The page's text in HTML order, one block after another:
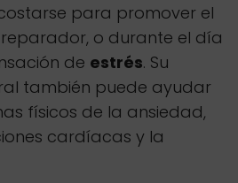
para promover el
o durante el día
de estrés. Su
también puede ayudar
físicos de la ansiedad,
cardíacas y la